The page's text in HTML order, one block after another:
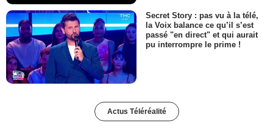
Secret Story : pas vu à la télé,
la Voix balance ce qu’il s’est
passé "en direct" et qui aurait
pu interrompre le prime !
Actus Téléréalité